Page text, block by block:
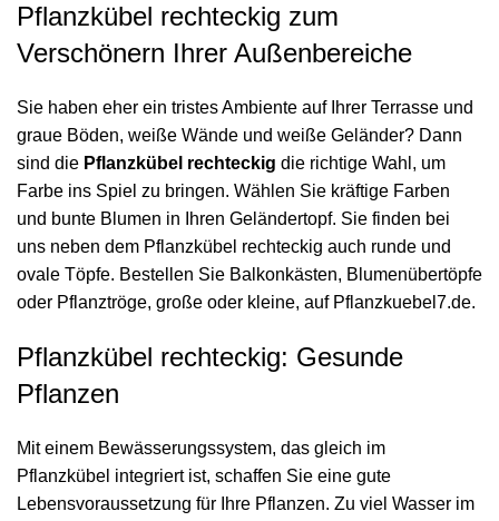
Pflanzkübel rechteckig zum
Verschönern Ihrer Außenbereiche
Sie haben eher ein tristes Ambiente auf Ihrer Terrasse und
graue Böden, weiße Wände und weiße Geländer? Dann
sind die Pflanzkübel rechteckig die richtige Wahl, um
Farbe ins Spiel zu bringen. Wählen Sie kräftige Farben
und bunte Blumen in Ihren Geländertopf. Sie finden bei
uns neben dem Pflanzkübel rechteckig auch runde und
ovale Töpfe. Bestellen Sie Balkonkästen, Blumenübertöpfe
oder Pflanztröge, große oder kleine, auf Pflanzkuebel7.de.
Pflanzkübel rechteckig: Gesunde
Pflanzen
Mit einem Bewässerungssystem, das gleich im
Pflanzkübel integriert ist, schaffen Sie eine gute
Lebensvoraussetzung für Ihre Pflanzen. Zu viel Wasser im